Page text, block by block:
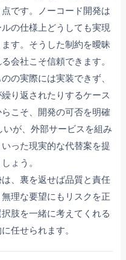
です。ノーコード開発は
の仕様上どうしても実現
す。そうした制約を曖昧
会社こそ信頼できます。
の実際には実装できず、
り返されたりするケース
こそ、開発の可否を明確
が、外部サービスを組み
った現実的な代替案を提
ょう。
は、裏を返せば品質と責任
理な要望にもリスクを正
肢を一緒に考えてくれる
任せられます。